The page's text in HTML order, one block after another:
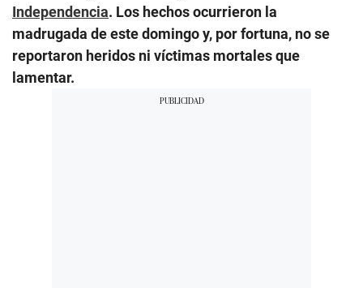
Independencia. Los hechos ocurrieron la
madrugada de este domingo y, por fortuna, no se
reportaron heridos ni víctimas mortales que
lamentar.